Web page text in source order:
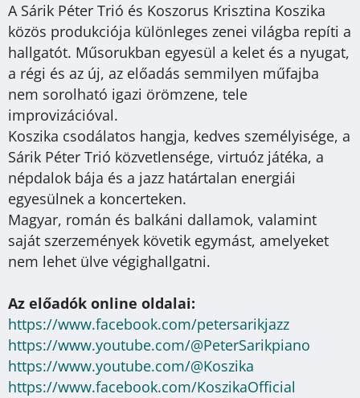
A Sárik Péter Trió és Koszorus Krisztina Koszika
közös produkciója különleges zenei világba repíti a
hallgatót. Műsorukban egyesül a kelet és a nyugat,
a régi és az új, az előadás semmilyen műfajba
nem sorolható igazi örömzene, tele
improvizációval.
Koszika csodálatos hangja, kedves személyisége, a
Sárik Péter Trió közvetlensége, virtuóz játéka, a
népdalok bája és a jazz határtalan energiái
egyesülnek a koncerteken.
Magyar, román és balkáni dallamok, valamint
saját szerzemények követik egymást, amelyeket
nem lehet ülve végighallgatni.
Az előadók online oldalai:
https://www.facebook.com/petersarikjazz
https://www.youtube.com/@PeterSarikpiano
https://www.youtube.com/@Koszika
https://www.facebook.com/KoszikaOfficial